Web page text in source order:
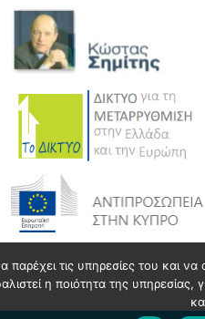
τις υπηρεσίες του και
η ποιότητα της υπηρεσίας,